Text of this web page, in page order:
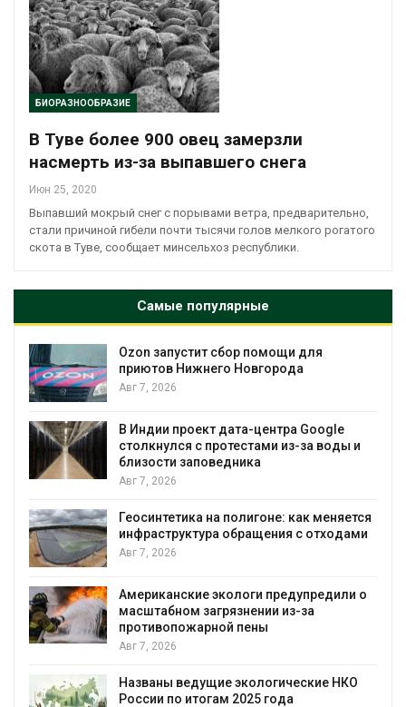
БИОРАЗНООБРАЗИЕ
В Туве более 900 овец замерзли
насмерть из-за выпавшего снега
Июн 25, 2020
Выпавший мокрый снег с порывами ветра, предварительно,
стали причиной гибели почти тысячи голов мелкого рогатого
скота в Туве, сообщает минсельхоз республики.
Самые популярные
Ozon запустит сбор помощи для
приютов Нижнего Новгорода
Авг 7, 2026
В Индии проект дата-центра Google
столкнулся с протестами из-за воды и
близости заповедника
Авг 7, 2026
Геосинтетика на полигоне: как меняется
инфраструктура обращения с отходами
Авг 7, 2026
Американские экологи предупредили о
масштабном загрязнении из-за
противопожарной пены
Авг 7, 2026
Названы ведущие экологические НКО
России по итогам 2025 года